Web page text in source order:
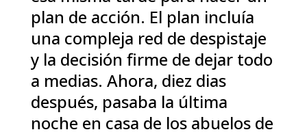
plan de acción. El plan incluía
una compleja red de despistaje
y la decisión firme de dejar todo
a medias. Ahora, diez dias
después, pasaba la última
noche en casa de los abuelos de